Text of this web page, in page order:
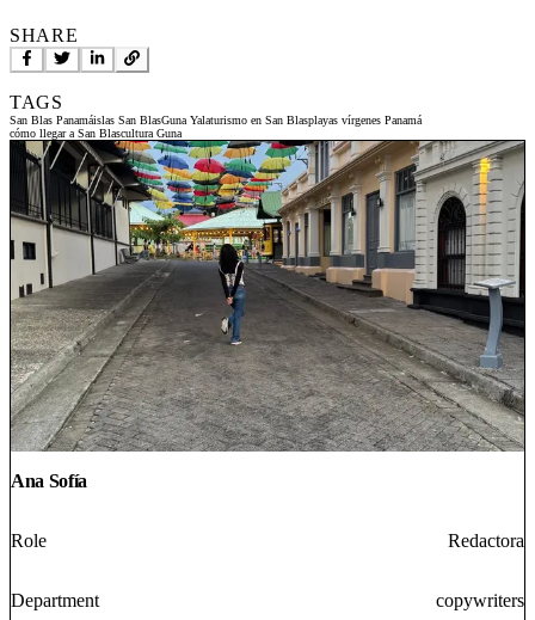
SHARE
TAGS
San Blas Panamáislas San BlasGuna Yalaturismo en San Blasplayas vírgenes Panamá
cómo llegar a San Blascultura Guna
Ana Sofía
Role Redactora
Department copywriters